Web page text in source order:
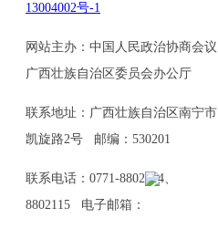
13004002号-1
网站主办：中国人民政治协商会议
广西壮族自治区委员会办公厅
联系地址：广西壮族自治区南宁市
凯旋路2号 邮编：530201
联系电话：0771-8802114、
8802115 电子邮箱：